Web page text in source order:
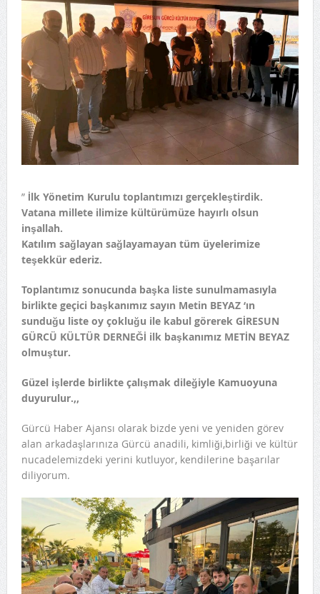
” İlk Yönetim Kurulu toplantımızı gerçekleştirdik.
Vatana millete ilimize kültürümüze hayırlı olsun
inşallah.
Katılım sağlayan sağlayamayan tüm üyelerimize
teşekkür ederiz.
Toplantımız sonucunda başka liste sunulmamasıyla
birlikte geçici başkanımız sayın Metin BEYAZ ‘ın
sunduğu liste oy çokluğu ile kabul görerek GİRESUN
GÜRCÜ KÜLTÜR DERNEĞİ ilk başkanımız METİN BEYAZ
olmuştur.
Güzel işlerde birlikte çalışmak dileğiyle Kamuoyuna
duyurulur.,,
Gürcü Haber Ajansı olarak bizde yeni ve yeniden görev
alan arkadaşlarınıza Gürcü anadili, kimliği,birliği ve kültür
nucadelemizdeki yerini kutluyor, kendilerine başarılar
diliyorum.